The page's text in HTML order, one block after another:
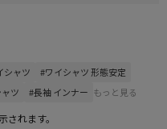
シャツ
#ワイシャツ 形態安定
ツ #長袖 インナー もっと見る
れます。